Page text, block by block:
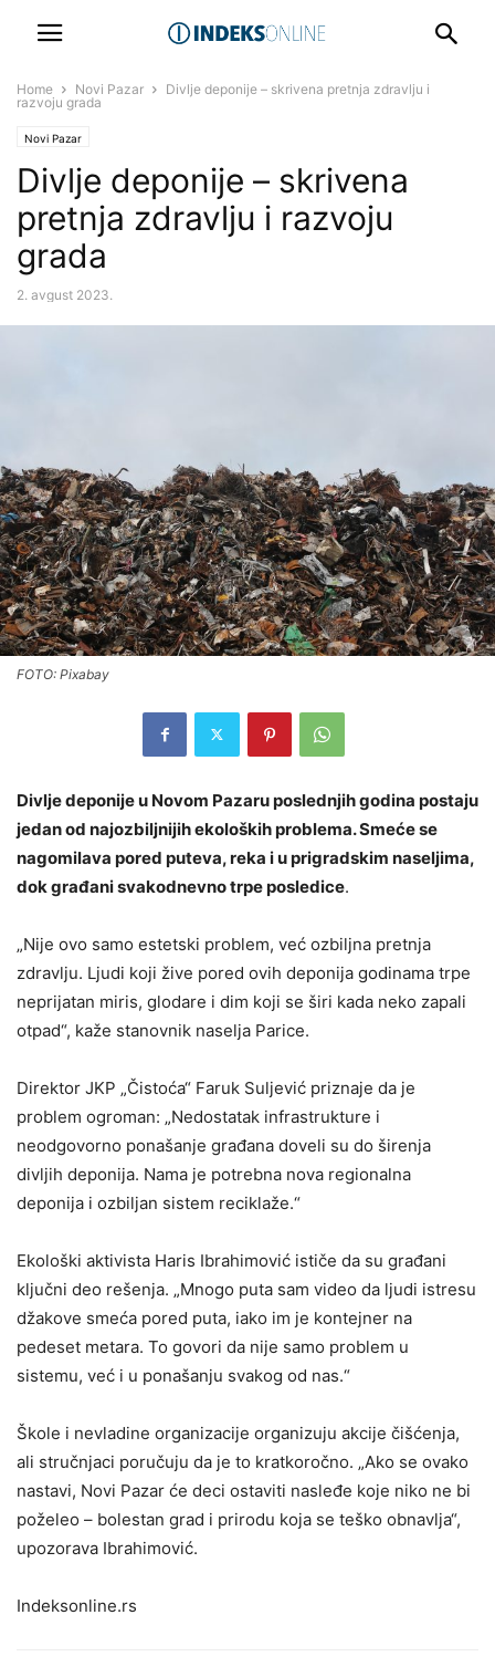
Home Novi Pazar
Divlje deponije – skrivena pretnja zdravlju i
razvoju grada
Novi Pazar
Divlje deponije – skrivena
pretnja zdravlju i razvoju
grada
2. avgust 2023.
FOTO: Pixabay
Divlje deponije u Novom Pazaru poslednjih godina postaju
jedan od najozbiljnijih ekoloških problema. Smeće se
nagomilava pored puteva, reka i u prigradskim naseljima,
dok građani svakodnevno trpe posledice.
„Nije ovo samo estetski problem, već ozbiljna pretnja
zdravlju. Ljudi koji žive pored ovih deponija godinama trpe
neprijatan miris, glodare i dim koji se širi kada neko zapali
otpad“, kaže stanovnik naselja Parice.
Direktor JKP „Čistoća“ Faruk Suljević priznaje da je
problem ogroman: „Nedostatak infrastrukture i
neodgovorno ponašanje građana doveli su do širenja
divljih deponija. Nama je potrebna nova regionalna
deponija i ozbiljan sistem reciklaže.“
Ekološki aktivista Haris Ibrahimović ističe da su građani
ključni deo rešenja. „Mnogo puta sam video da ljudi istresu
džakove smeća pored puta, iako im je kontejner na
pedeset metara. To govori da nije samo problem u
sistemu, već i u ponašanju svakog od nas.“
Škole i nevladine organizacije organizuju akcije čišćenja,
ali stručnjaci poručuju da je to kratkoročno. „Ako se ovako
nastavi, Novi Pazar će deci ostaviti nasleđe koje niko ne bi
poželeo – bolestan grad i prirodu koja se teško obnavlja“,
upozorava Ibrahimović.
Indeksonline.rs